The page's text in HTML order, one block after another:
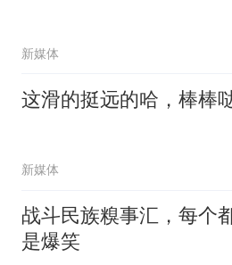
新媒体
这滑的挺远的哈，棒棒
新媒体
战斗民族糗事汇，每个
是爆笑